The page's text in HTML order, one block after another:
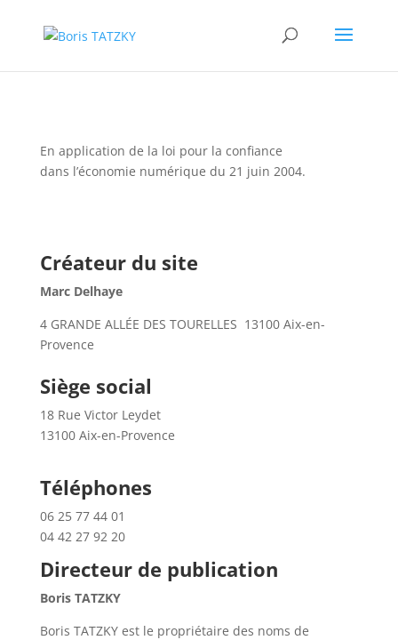
En application de la loi pour la confiance
dans l’économie numérique du 21 juin 2004.
Créateur du site
Marc Delhaye
4 GRANDE ALLÉE DES TOURELLES 13100 Aix-en-
Provence
Siège social
18 Rue Victor Leydet
13100 Aix-en-Provence
Téléphones
06 25 77 44 01
04 42 27 92 20
Directeur de publication
Boris TATZKY
Boris TATZKY est le propriétaire des noms de